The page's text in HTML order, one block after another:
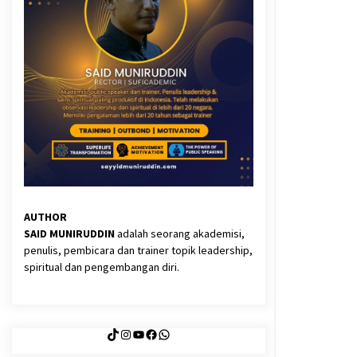
Said Muniruddin Latih Mental dan
Spiritual 80 Siswa YPHC
3 months ago
Eksistensi Iran dalam Tiga Ayat:
Memahami Aliansi Yahudi dan
Kristen dalam Dinamika Nubuwwat
4 months ago
AUTHOR
SAID MUNIRUDDINadalah seorang akademisi,
penulis, pembicara dan trainer topik leadership,
spiritual dan pengembangan diri.
TikTok
Instagram
YouTube
Facebook
WhatsApp